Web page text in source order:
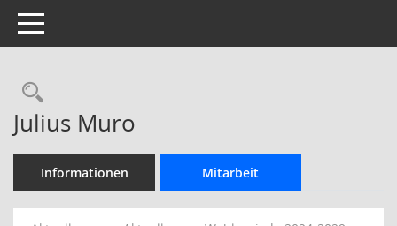
Toggle navigation
Rechercheauswahl
Julius Muro
Informationen Mitarbeit